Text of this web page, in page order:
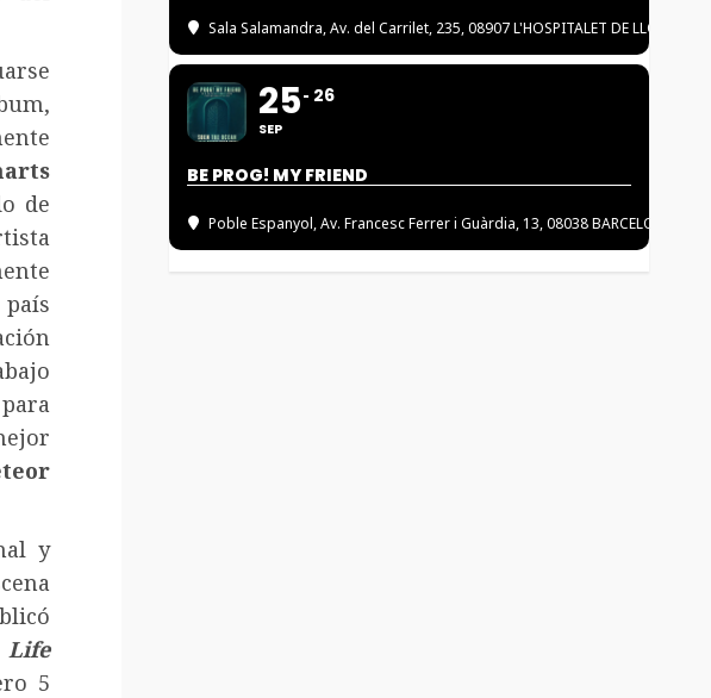
de
y
Life
5
Sala Salamandra, Av. del Carrilet, 235, 08907 L'HOSPITALET DE LLOBREGAT
25
SEP
26
BE PROG! MY FRIEND
Poble Espanyol, Av. Francesc Ferrer i Guàrdia, 13, 08038 BARCELONA